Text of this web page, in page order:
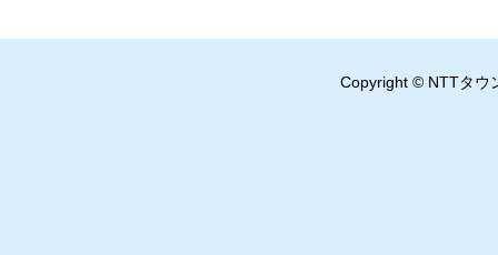
Copyright © NTTタウ